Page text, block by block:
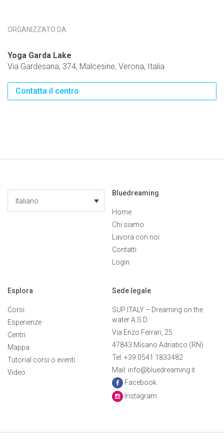
ORGANIZZATO DA
Yoga Garda Lake
Via Gardesana, 374, Malcesine, Verona, Italia
Contatta il centro
Italiano
Bluedreaming
Home
Chi siamo
Lavora con noi
Contatti
Login
Esplora
Corsi
Esperienze
Centri
Mappa
Tutorial corsi o eventi
Video
Sede legale
SUP ITALY – Dreaming on the
water A.S.D.
Via Enzo Ferrari, 25
47843 Misano Adriatico (RN)
Tel: +39 0541 1833482
Mail: info@bluedreaming.it
Facebook
Instagram